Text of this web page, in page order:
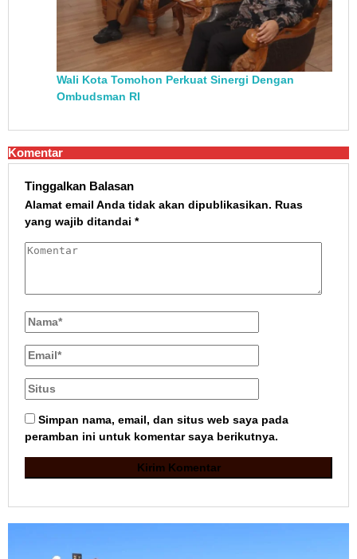
Wali Kota Tomohon Perkuat Sinergi Dengan
Ombudsman RI
Komentar
Tinggalkan Balasan
Alamat email Anda tidak akan dipublikasikan. Ruas
yang wajib ditandai *
Simpan nama, email, dan situs web saya pada
peramban ini untuk komentar saya berikutnya.